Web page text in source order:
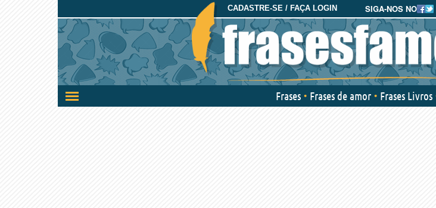
SIGA-NOS NO
CADASTRE-SE / FAÇA LOGIN
Ativar/desativar
a
Frases Frases de amor Frases Livros